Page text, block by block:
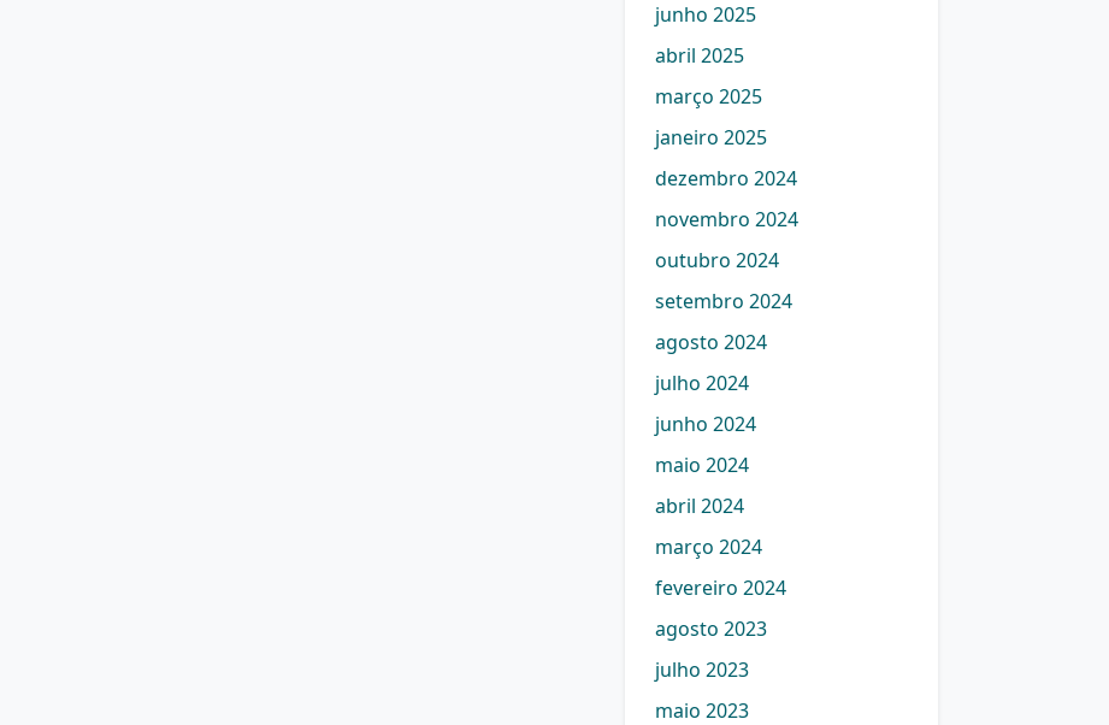
junho 2025
abril 2025
março 2025
janeiro 2025
dezembro 2024
novembro 2024
outubro 2024
setembro 2024
agosto 2024
julho 2024
junho 2024
maio 2024
abril 2024
março 2024
fevereiro 2024
agosto 2023
julho 2023
maio 2023